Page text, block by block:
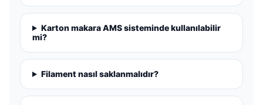
Karton makara AMS sisteminde kullanılabilir
mi?
Filament nasıl saklanmalıdır?